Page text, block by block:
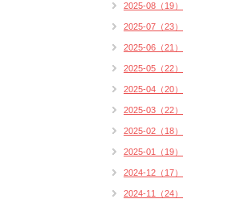
2025-08（19）
2025-07（23）
2025-06（21）
2025-05（22）
2025-04（20）
2025-03（22）
2025-02（18）
2025-01（19）
2024-12（17）
2024-11（24）